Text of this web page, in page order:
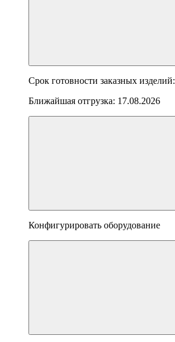
Срок готовности заказных
Ближайшая отгрузка: 17.08.2026
Конфигурировать оборудование